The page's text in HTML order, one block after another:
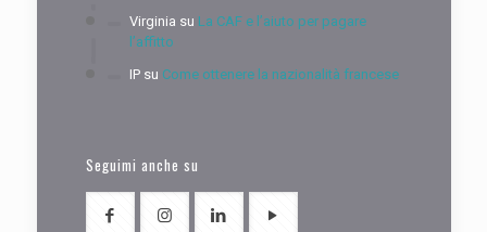
Virginia su La CAF e l’aiuto per pagare
l’affitto
IPsu Come ottenere la nazionalità francese
Seguimi anche su